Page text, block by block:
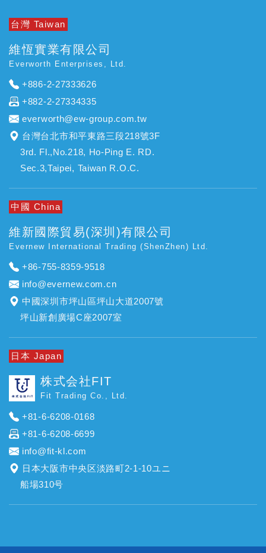
台灣 Taiwan
維恆實業有限公司
Everworth Enterprises, Ltd.
+886-2-27333626
+882-2-27334335
everworth@ew-group.com.tw
台灣台北市和平東路三段218號3F
3rd. Fl.,No.218, Ho-Ping E. RD.
Sec.3,Taipei, Taiwan R.O.C.
中國 China
維新國際貿易(深圳)有限公司
Evernew International Trading (ShenZhen) Ltd.
+86-755-8359-9518
info@evernew.com.cn
中國深圳市坪山區坪山大道2007號
坪山新創廣場C座2007室
日本 Japan
株式会社FIT
Fit Trading Co., Ltd.
+81-6-6208-0168
+81-6-6208-6699
info@fit-kl.com
日本大阪市中央区淡路町2-1-10ユニ
船場310号